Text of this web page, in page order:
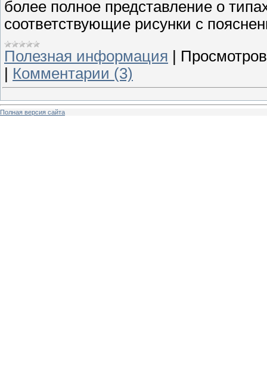
более полное представление о
соответствующие рисунки с
Полезная информация
Комментарии (3)
Полная версия сайта